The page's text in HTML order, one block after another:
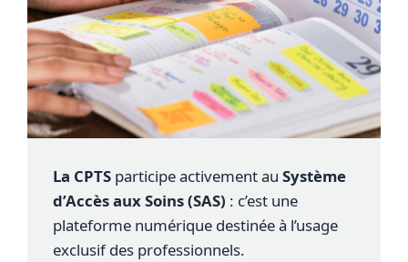
La CPTS participe activement au Système
d’Accès aux Soins (SAS) : c’est une
plateforme numérique destinée à l’usage
exclusif des professionnels.